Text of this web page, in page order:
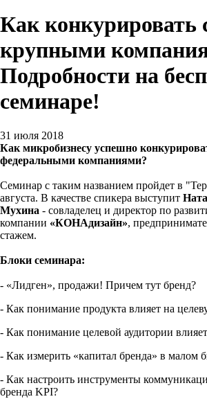
Как конкурировать
крупными
Подробности на
семинаре!
31 июля 2018
Как микробизнесу успешно
федеральными компаниями?
Семинар с таким названием пройдет в
августа. В качестве спикера выступит
Мухина - совладелец и директор по
компании «КОНАдизайн»,
стажем.
Блоки семинара:
- «Лидген», продажи! Причем тут бренд?
- Как понимание продукта влияет на
- Как понимание целевой аудитории
- Как измерить «капитал бренда» в малом
- Как настроить инструменты
бренда KPI?